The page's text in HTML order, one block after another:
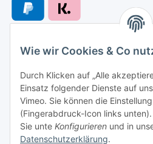
Versandarten
Versand nach
Wie wir Cookies & Co
Durch Klicken auf „Alle
Einsatz folgender Dienste auf
Vimeo. Sie können die
(Fingerabdruck-Icon links
Sie unte Konfigurieren und in
Datenschutzerklärung.